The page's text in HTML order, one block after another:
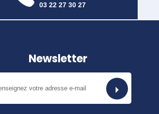
03 22 27 30 27
Newsletter